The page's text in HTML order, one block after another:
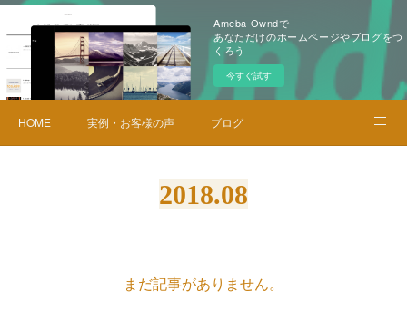
Ameba Owndで
あなただけのホームページやブログをつ
くろう
今すぐ試す
HOME 実例・お客様の声 ブログ
2018.08
まだ記事がありません。